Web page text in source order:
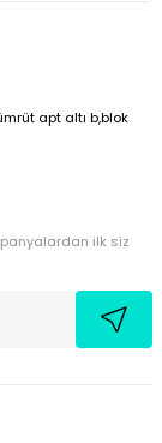
apt altı b,blok
ilk siz